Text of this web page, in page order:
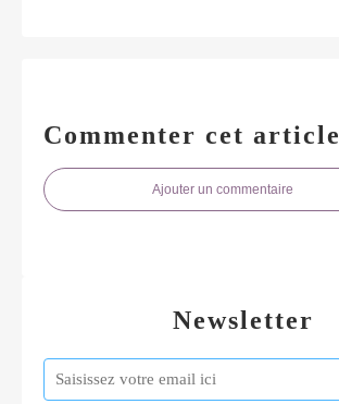
Commenter cet article
Ajouter un commentaire
Newsletter